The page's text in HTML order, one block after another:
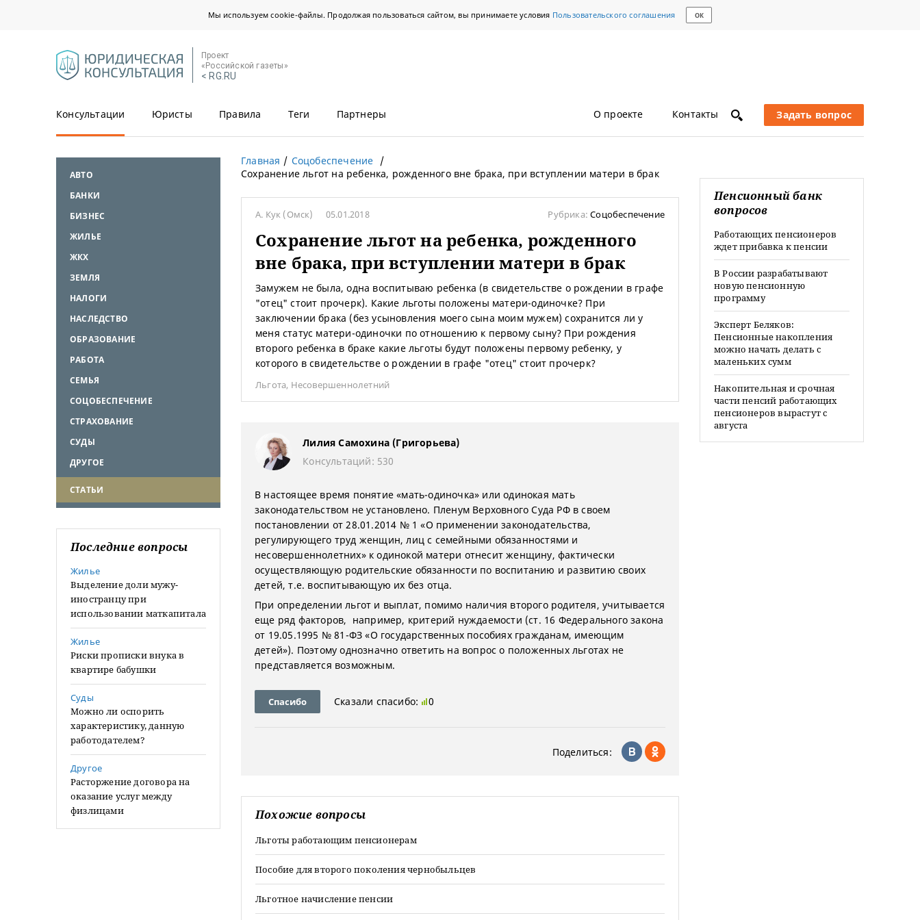
Мы используем cookie-файлы. Продолжая пользоваться сайтом, вы принимаете условия Пользовательского соглашения ОК
Проект
«Российской газеты»
< RG.RU
Консультации Юристы Правила Теги Партнеры О проекте Контакты Задать вопрос
АВТО
БАНКИ
БИЗНЕС
ЖИЛЬЕ
ЖКХ
ЗЕМЛЯ
НАЛОГИ
НАСЛЕДСТВО
ОБРАЗОВАНИЕ
РАБОТА
СЕМЬЯ
СОЦОБЕСПЕЧЕНИЕ
СТРАХОВАНИЕ
СУДЫ
ДРУГОЕ
СТАТЬИ
Последние вопросы
Жилье
Выделение доли мужу-
иностранцу при
использовании маткапитала
Жилье
Риски прописки внука в
квартире бабушки
Суды
Можно ли оспорить
характеристику, данную
работодателем?
Другое
Расторжение договора на
оказание услуг между
физлицами
Главная
Соцобеспечение
Сохранение льгот на ребенка, рожденного вне брака, при вступлении матери в брак
А. Кук (Омск) 05.01.2018 Рубрика:Соцобеспечение
Сохранение льгот на ребенка, рожденного
вне брака, при вступлении матери в брак
Замужем не была, одна воспитываю ребенка (в свидетельстве о рождении в графе
"отец" стоит прочерк). Какие льготы положены матери-одиночке? При
заключении брака (без усыновления моего сына моим мужем) сохранится ли у
меня статус матери-одиночки по отношению к первому сыну? При рождения
второго ребенка в браке какие льготы будут положены первому ребенку, у
которого в свидетельстве о рождении в графе "отец" стоит прочерк?
Льгота, Несовершеннолетний
Лилия Самохина (Григорьева)
Консультаций: 530
В настоящее время понятие «мать-одиночка» или одинокая мать
законодательством не установлено. Пленум Верховного Суда РФ в своем
постановлении от 28.01.2014 № 1 «О применении законодательства,
регулирующего труд женщин, лиц с семейными обязанностями и
несовершеннолетних» к одинокой матери отнесит женщину, фактически
осуществляющую родительские обязанности по воспитанию и развитию своих
детей, т.е. воспитывающую их без отца.
При определении льгот и выплат, помимо наличия второго родителя, учитывается
еще ряд факторов, например, критерий нуждаемости (ст. 16 Федерального закона
от 19.05.1995 № 81-ФЗ «О государственных пособиях гражданам, имеющим
детей»). Поэтому однозначно ответить на вопрос о положенных льготах не
представляется возможным.
Спасибо Сказали спасибо: 0
Поделиться:
Похожие вопросы
Льготы работающим пенсионерам
Пособие для второго поколения чернобыльцев
Льготное начисление пенсии
Пенсионный банк
вопросов
Работающих пенсионеров
ждет прибавка к пенсии
В России разрабатывают
новую пенсионную
программу
Эксперт Беляков:
Пенсионные накопления
можно начать делать с
маленьких сумм
Накопительная и срочная
части пенсий работающих
пенсионеров вырастут с
августа